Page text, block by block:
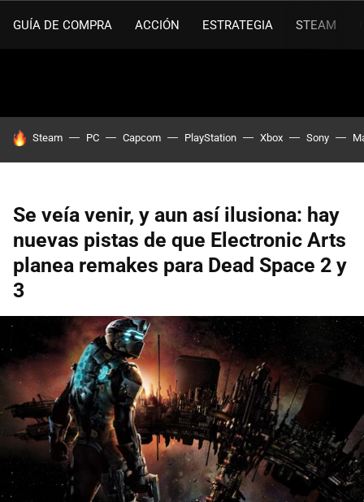
GUÍA DE COMPRA ACCIÓN ESTRATEGIA STEAM
HOY SE HABLA DE
Steam PC Capcom PlayStation Xbox Sony
Se veía venir, y aun así ilusiona: hay
nuevas pistas de que Electronic Arts
planea remakes para Dead Space 2 y
3